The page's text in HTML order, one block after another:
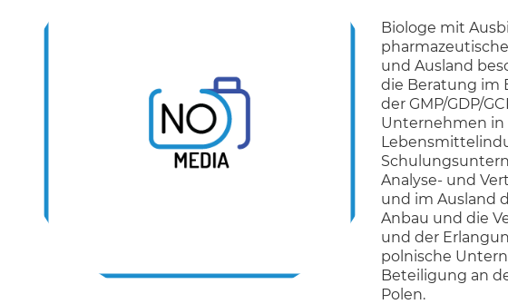
Biologe mit
und Ausland
die Beratung im
der GMP/GDP/
Unternehmen in
Analyse- und
und im Ausland
Anbau und die
und der
polnische
Beteiligung an
Polen.